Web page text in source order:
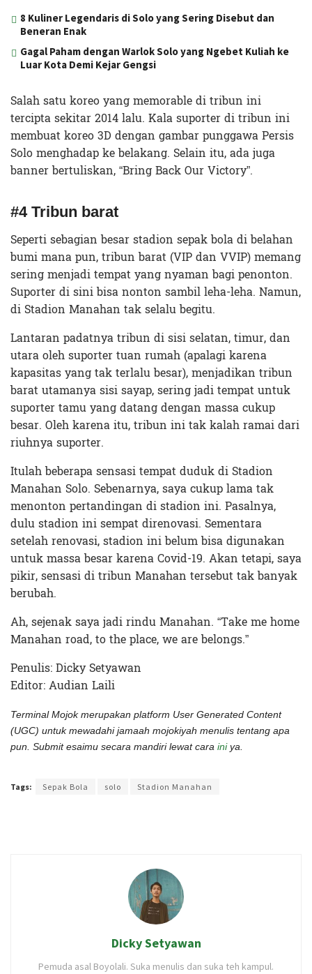
8 Kuliner Legendaris di Solo yang Sering Disebut dan
Beneran Enak
Gagal Paham dengan Warlok Solo yang Ngebet Kuliah ke
Luar Kota Demi Kejar Gengsi
Salah satu koreo yang memorable di tribun ini
tercipta sekitar 2014 lalu. Kala suporter di tribun ini
membuat koreo 3D dengan gambar punggawa Persis
Solo menghadap ke belakang. Selain itu, ada juga
banner bertuliskan, “Bring Back Our Victory”.
#4 Tribun barat
Seperti sebagian besar stadion sepak bola di belahan
bumi mana pun, tribun barat (VIP dan VVIP) memang
sering menjadi tempat yang nyaman bagi penonton.
Suporter di sini bisa nonton sambil leha-leha. Namun,
di Stadion Manahan tak selalu begitu.
Lantaran padatnya tribun di sisi selatan, timur, dan
utara oleh suporter tuan rumah (apalagi karena
kapasitas yang tak terlalu besar), menjadikan tribun
barat utamanya sisi sayap, sering jadi tempat untuk
suporter tamu yang datang dengan massa cukup
besar. Oleh karena itu, tribun ini tak kalah ramai dari
riuhnya suporter.
Itulah beberapa sensasi tempat duduk di Stadion
Manahan Solo. Sebenarnya, saya cukup lama tak
menonton pertandingan di stadion ini. Pasalnya,
dulu stadion ini sempat direnovasi. Sementara
setelah renovasi, stadion ini belum bisa digunakan
untuk massa besar karena Covid-19. Akan tetapi, saya
pikir, sensasi di tribun Manahan tersebut tak banyak
berubah.
Ah, sejenak saya jadi rindu Manahan. “Take me home
Manahan road, to the place, we are belongs.”
Penulis: Dicky Setyawan
Editor: Audian Laili
Terminal Mojok merupakan platform User Generated Content
(UGC) untuk mewadahi jamaah mojokiyah menulis tentang apa
pun. Submit esaimu secara mandiri lewat cara iniya.
Tags: Sepak Bola solo Stadion Manahan
Dicky Setyawan
Pemuda asal Boyolali. Suka menulis dan suka teh kampul.